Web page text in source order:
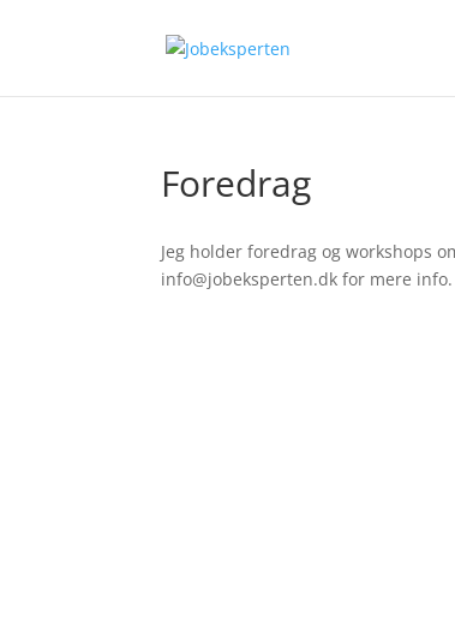
Foredrag
Jeg holder foredrag og workshops
info@jobeksperten.dk for mere info.